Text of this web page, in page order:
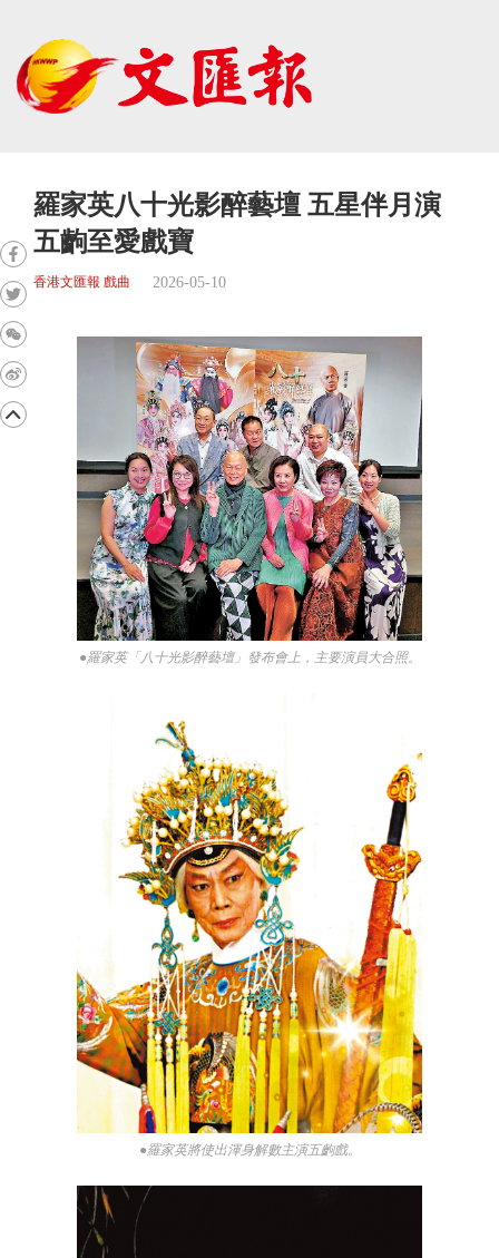
羅家英八十光影醉藝壇 五星伴月演
五齣至愛戲寶
香港文匯報 戲曲 2026-05-10
●羅家英「八十光影醉藝壇」發布會上，主要演員大合照。
●羅家英將使出渾身解數主演五齣戲。